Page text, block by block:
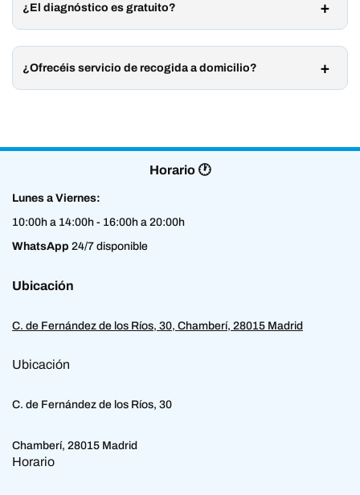
¿El diagnóstico es gratuito?
¿Ofrecéis servicio de recogida a domicilio?
Horario 🕐
Lunes a Viernes:
10:00h a 14:00h - 16:00h a 20:00h
WhatsApp 24/7 disponible
Ubicación
C. de Fernández de los Ríos, 30, Chamberí, 28015 Madrid
Ubicación
C. de Fernández de los Ríos, 30
Chamberí, 28015 Madrid
Horario